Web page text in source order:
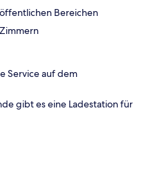
Bereichen
Service auf dem
gibt es eine Ladestation für